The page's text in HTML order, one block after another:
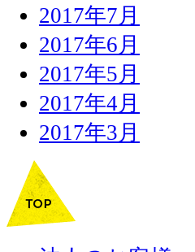
2017年7月
2017年6月
2017年5月
2017年4月
2017年3月